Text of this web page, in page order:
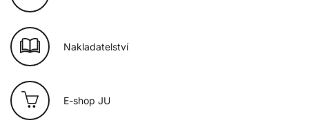
Nakladatelství
E-shop JU